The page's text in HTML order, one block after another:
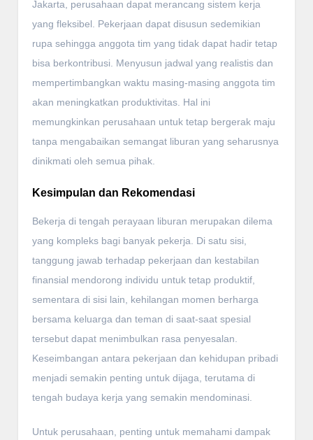
Jakarta, perusahaan dapat merancang sistem kerja
yang fleksibel. Pekerjaan dapat disusun sedemikian
rupa sehingga anggota tim yang tidak dapat hadir tetap
bisa berkontribusi. Menyusun jadwal yang realistis dan
mempertimbangkan waktu masing-masing anggota tim
akan meningkatkan produktivitas. Hal ini
memungkinkan perusahaan untuk tetap bergerak maju
tanpa mengabaikan semangat liburan yang seharusnya
dinikmati oleh semua pihak.
Kesimpulan dan Rekomendasi
Bekerja di tengah perayaan liburan merupakan dilema
yang kompleks bagi banyak pekerja. Di satu sisi,
tanggung jawab terhadap pekerjaan dan kestabilan
finansial mendorong individu untuk tetap produktif,
sementara di sisi lain, kehilangan momen berharga
bersama keluarga dan teman di saat-saat spesial
tersebut dapat menimbulkan rasa penyesalan.
Keseimbangan antara pekerjaan dan kehidupan pribadi
menjadi semakin penting untuk dijaga, terutama di
tengah budaya kerja yang semakin mendominasi.
Untuk perusahaan, penting untuk memahami dampak